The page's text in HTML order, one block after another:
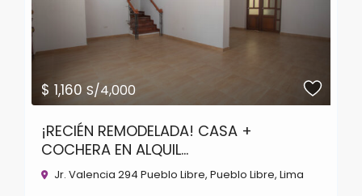
$ 1,160S/4,000
¡RECIÉN REMODELADA! CASA +
COCHERA EN ALQUIL...
Jr. Valencia 294 Pueblo Libre,Pueblo Libre,Lima